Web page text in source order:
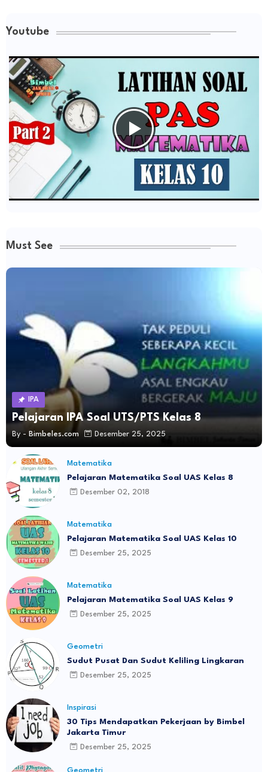
Youtube
Must See
IPA
Pelajaran IPA Soal UTS/PTS Kelas 8
By - Bimbeles.com Desember 25, 2025
Matematika
Pelajaran Matematika Soal UAS Kelas 8
Desember 02, 2018
Matematika
Pelajaran Matematika Soal UAS Kelas 10
Desember 25, 2025
Matematika
Pelajaran Matematika Soal UAS Kelas 9
Desember 25, 2025
Geometri
Sudut Pusat Dan Sudut Keliling Lingkaran
Desember 25, 2025
Inspirasi
30 Tips Mendapatkan Pekerjaan by Bimbel
Jakarta Timur
Desember 25, 2025